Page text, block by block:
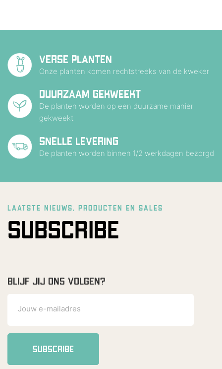
VERSE PLANTEN
Onze planten komen rechtstreeks van de kweker
DUURZAAM GEKWEEKT
De planten worden op een duurzame manier
gekweekt
SNELLE LEVERING
De planten worden binnen 1/2 werkdagen bezorgd
LAATSTE NIEUWS, PRODUCTEN EN SALES
SUBSCRIBE
BLIJF JIJ ONS VOLGEN?
SUBSCRIBE